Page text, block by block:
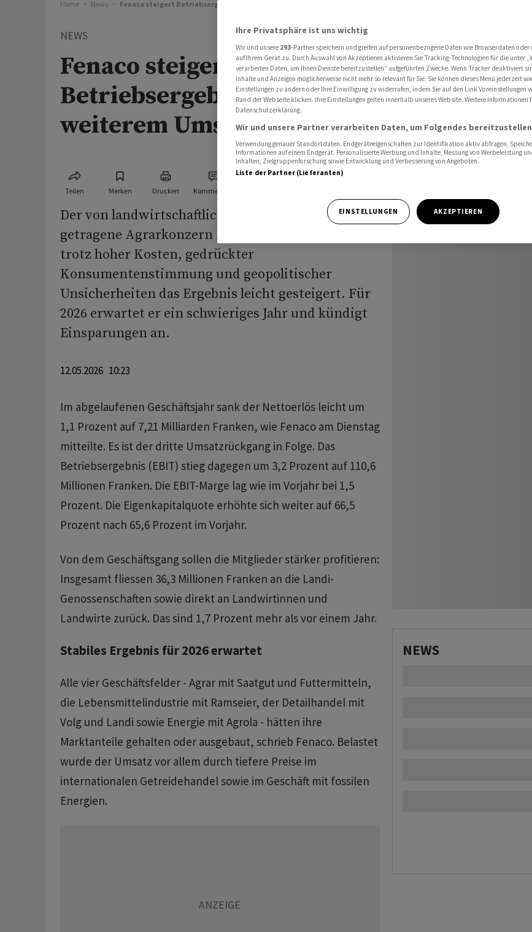
Home News Fenaco steigert Betriebsergebnis trotz weiterem Umsatzrückgang
NEWS
Fenaco steigert
Betriebsergebnis trotz
weiterem Umsatzrückgang
Teilen Merken Drucken Kommentare
Der von landwirtschaftlichen Genossenschaften
getragene Agrarkonzern Fenaco hat im Jahr 2025
trotz hoher Kosten, gedrückter
Konsumentenstimmung und geopolitischer
Unsicherheiten das Ergebnis leicht gesteigert. Für
2026 erwartet er ein schwieriges Jahr und kündigt
Einsparungen an.
12.05.2026 10:23
Im abgelaufenen Geschäftsjahr sank der Nettoerlös leicht um
1,1 Prozent auf 7,21 Milliarden Franken, wie Fenaco am Dienstag
mitteilte. Es ist der dritte Umsatzrückgang in Folge. Das
Betriebsergebnis (EBIT) stieg dagegen um 3,2 Prozent auf 110,6
Millionen Franken. Die EBIT-Marge lag wie im Vorjahr bei 1,5
Prozent. Die Eigenkapitalquote erhöhte sich weiter auf 66,5
Prozent nach 65,6 Prozent im Vorjahr.
Von dem Geschäftsgang sollen die Mitglieder stärker profitieren:
Insgesamt fliessen 36,3 Millionen Franken an die Landi-
Genossenschaften sowie direkt an Landwirtinnen und
Landwirte zurück. Das sind 1,7 Prozent mehr als vor einem Jahr.
Stabiles Ergebnis für 2026 erwartet
Alle vier Geschäftsfelder - Agrar mit Saatgut und Futtermitteln,
die Lebensmittelindustrie mit Ramseier, der Detailhandel mit
Volg und Landi sowie Energie mit Agrola - hätten ihre
Marktanteile gehalten oder ausgebaut, schrieb Fenaco. Belastet
wurde der Umsatz vor allem durch tiefere Preise im
internationalen Getreidehandel sowie im Geschäft mit fossilen
Energien.
NEWS
Ihre Privatsphäre ist uns wichtig
Wir und unsere 293-Partner speichern und greifen auf personenbezogene Daten wie Browserdaten oder
auf Ihrem Gerät zu. Durch Auswahl von Akzeptieren aktivieren Sie Tracking-Technologien für die unter
verarbeiten Daten, um Ihnen Dienste bereitzustellen“ aufgeführten Zwecke. Wenn Tracker deaktiviert
Inhalte und Anzeigen möglicherweise nicht mehr so relevant für Sie. Sie können dieses Menü jederzeit
Einstellungen zu ändern oder Ihre Einwilligung zu widerrufen, indem Sie auf den Link Voreinstellungen
Rand der Webseite klicken. Ihre Einstellungen gelten innerhalb unseres Website. Weitere Informationen
Datenschutzerklärung.
Wir und unsere Partner verarbeiten Daten, um Folgendes
Verwendung genauer Standortdaten. Endgeräteeigenschaften zur Identifikation aktiv abfragen.
Informationen auf einem Endgerät. Personalisierte Werbung und Inhalte, Messung von Werbeleistung
Inhalten, Zielgruppenforschung sowie Entwicklung und Verbesserung von Angeboten.
Liste der Partner (Lieferanten)
EINSTELLUNGEN AKZEPTIEREN